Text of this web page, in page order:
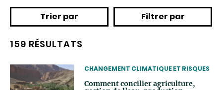
Trier par Filtrer par
159 RÉSULTATS
THEMATIC
CHANGEMENT CLIMATIQUE ET RISQUES
Comment concilier agriculture,